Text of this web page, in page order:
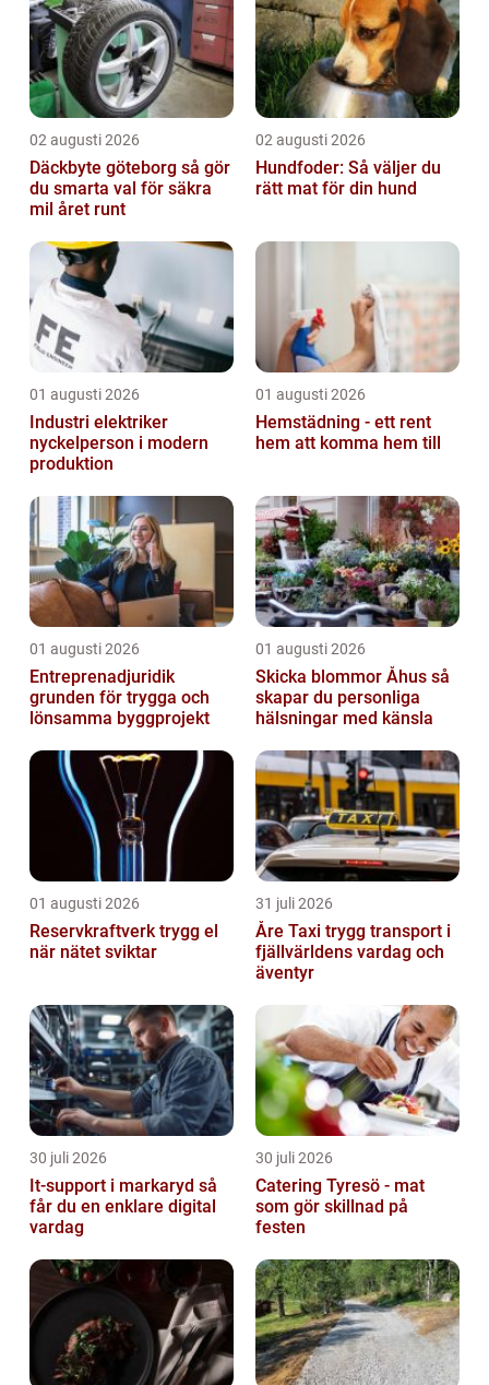
02 augusti 2026
Däckbyte göteborg så gör
du smarta val för säkra
mil året runt
02 augusti 2026
Hundfoder: Så väljer du
rätt mat för din hund
01 augusti 2026
Industri elektriker
nyckelperson i modern
produktion
01 augusti 2026
Hemstädning - ett rent
hem att komma hem till
01 augusti 2026
Entreprenadjuridik
grunden för trygga och
lönsamma byggprojekt
01 augusti 2026
Skicka blommor Åhus så
skapar du personliga
hälsningar med känsla
01 augusti 2026
Reservkraftverk trygg el
när nätet sviktar
31 juli 2026
Åre Taxi trygg transport i
fjällvärldens vardag och
äventyr
30 juli 2026
It-support i markaryd så
får du en enklare digital
vardag
30 juli 2026
Catering Tyresö - mat
som gör skillnad på
festen